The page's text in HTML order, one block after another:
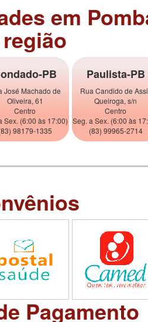
em
PB
José Machado de
Oliveira, 61
Centro
Sex. (6:00 às 17:00)
98179-1335
Paulista-PB
Rua Candido de
Queiroga, s/n
Centro
Seg. a Sex. (6:00 às
(83) 99965-2714
Pagamento